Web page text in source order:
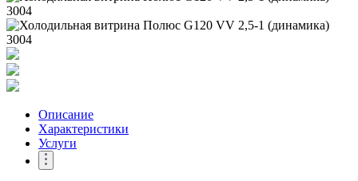
Описание
Характеристики
Услуги